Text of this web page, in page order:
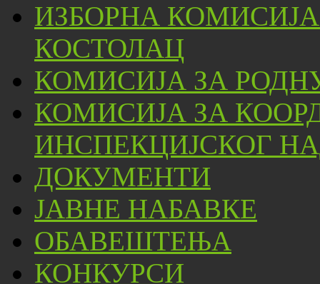
ИЗБОРНА
КОСТОЛАЦ
КОМИСИЈА ЗА
КОМИСИЈА ЗА
ИНСПЕКЦИЈСКОГ
ДОКУМЕНТИ
ЈАВНЕ НАБАВКЕ
ОБАВЕШТЕЊА
КОНКУРСИ